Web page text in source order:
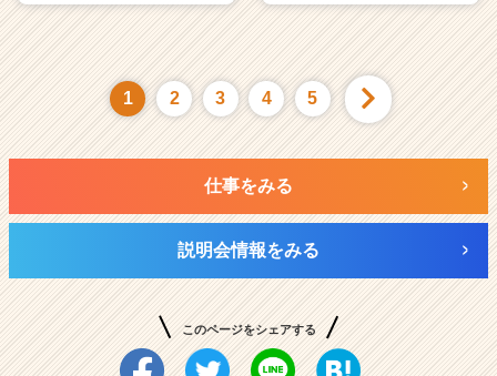
1 2 3 4 5
仕事をみる
説明会情報をみる
このページをシェアする